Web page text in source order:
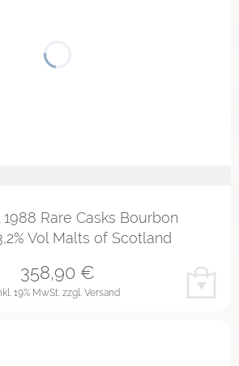
Rare Casks Bourbon
Vol Malts of Scotland
19% MwSt. zzgl. Versand
358,90 €